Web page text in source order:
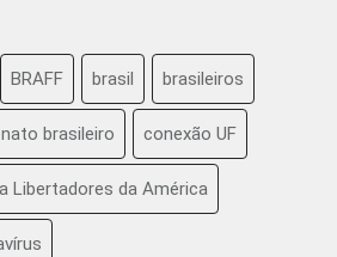
BRAFF brasil brasileiros
brasileiro conexão UF
Libertadores da América